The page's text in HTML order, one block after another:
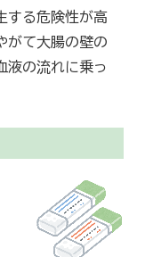
する危険性が高
がて大腸の壁の
液の流れに乗っ